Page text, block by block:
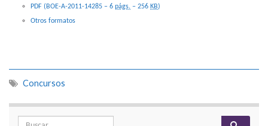
PDF (BOE-A-2011-14285 – 6 págs. – 256 KB)
Otros formatos
Concursos
Search for: